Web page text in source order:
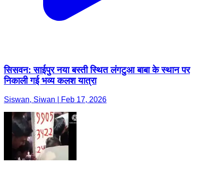
सिसवन: साईपुर नया बस्ती स्थित लंगटुआ बाबा के स्थान पर
निकाली गई भव्य कलश यात्रा
Siswan, Siwan | Feb 17, 2026